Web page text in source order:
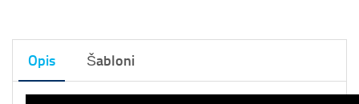
Opis Šabloni